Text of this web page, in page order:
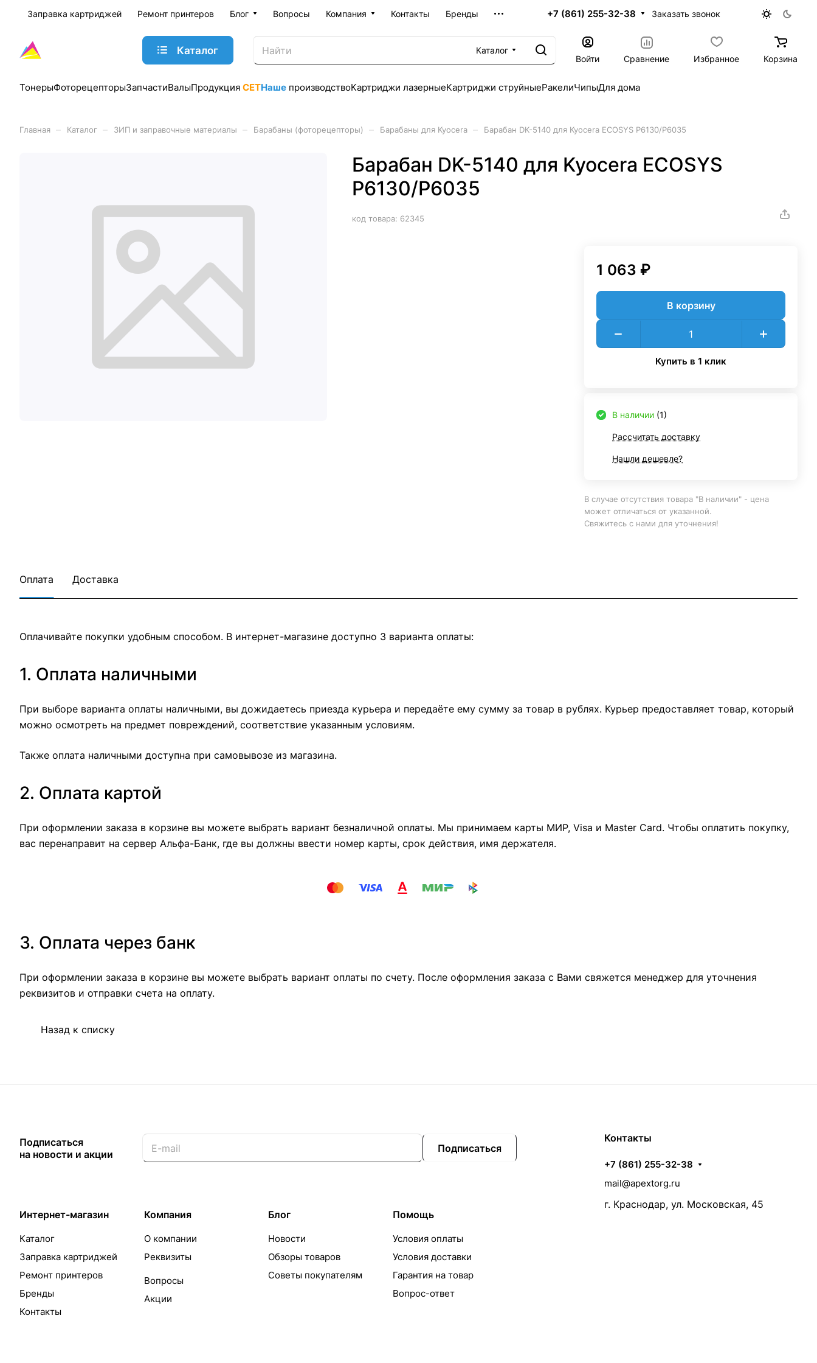
Заправка картриджей Ремонт принтеров Блог Вопросы Компания Контакты Бренды +7 (861) 255-32-38 Заказать звонок
Каталог
Каталог
Войти
Сравнение Избранное Корзина
ТонерыФоторецепторыЗапчастиВалыПродукция CETНаше производствоКартриджи лазерныеКартриджи струйныеРакелиЧипыДля дома
Главная Каталог ЗИП и заправочные материалы Барабаны (фоторецепторы) Барабаны для Kyocera Барабан DK-5140 для Kyocera ECOSYS P6130/P6035
Барабан DK-5140 для Kyocera ECOSYS
P6130/P6035
код товара: 62345
1 063 ₽
В корзину
Купить в 1 клик
В наличии (1)
Рассчитать доставку
Нашли дешевле?
В случае отсутствия товара "В наличии" - цена
может отличаться от указанной.
Свяжитесь с нами для уточнения!
Оплата Доставка
Оплачивайте покупки удобным способом. В интернет-магазине доступно 3 варианта оплаты:
1. Оплата наличными
При выборе варианта оплаты наличными, вы дожидаетесь приезда курьера и передаёте ему сумму за товар в рублях. Курьер предоставляет товар, который
можно осмотреть на предмет повреждений, соответствие указанным условиям.
Также оплата наличными доступна при самовывозе из магазина.
2. Оплата картой
При оформлении заказа в корзине вы можете выбрать вариант безналичной оплаты. Мы принимаем карты МИР, Visa и Master Card. Чтобы оплатить покупку,
вас перенаправит на сервер Альфа-Банк, где вы должны ввести номер карты, срок действия, имя держателя.
3. Оплата через банк
При оформлении заказа в корзине вы можете выбрать вариант оплаты по счету. После оформления заказа с Вами свяжется менеджер для уточнения
реквизитов и отправки счета на оплату.
Назад к списку
Подписаться
на новости и акции
Подписаться
Интернет-магазин
Каталог
Заправка картриджей
Ремонт принтеров
Бренды
Контакты
Компания
О компании
Реквизиты
Вопросы
Акции
Блог
Новости
Обзоры товаров
Советы покупателям
Помощь
Условия оплаты
Условия доставки
Гарантия на товар
Вопрос-ответ
Контакты
+7 (861) 255-32-38
mail@apextorg.ru
г. Краснодар, ул. Московская, 45